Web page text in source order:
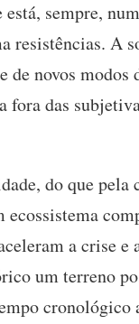
sempre,
resistências. A
novos modos
das
do que pela
a crise
um terreno
cronológico